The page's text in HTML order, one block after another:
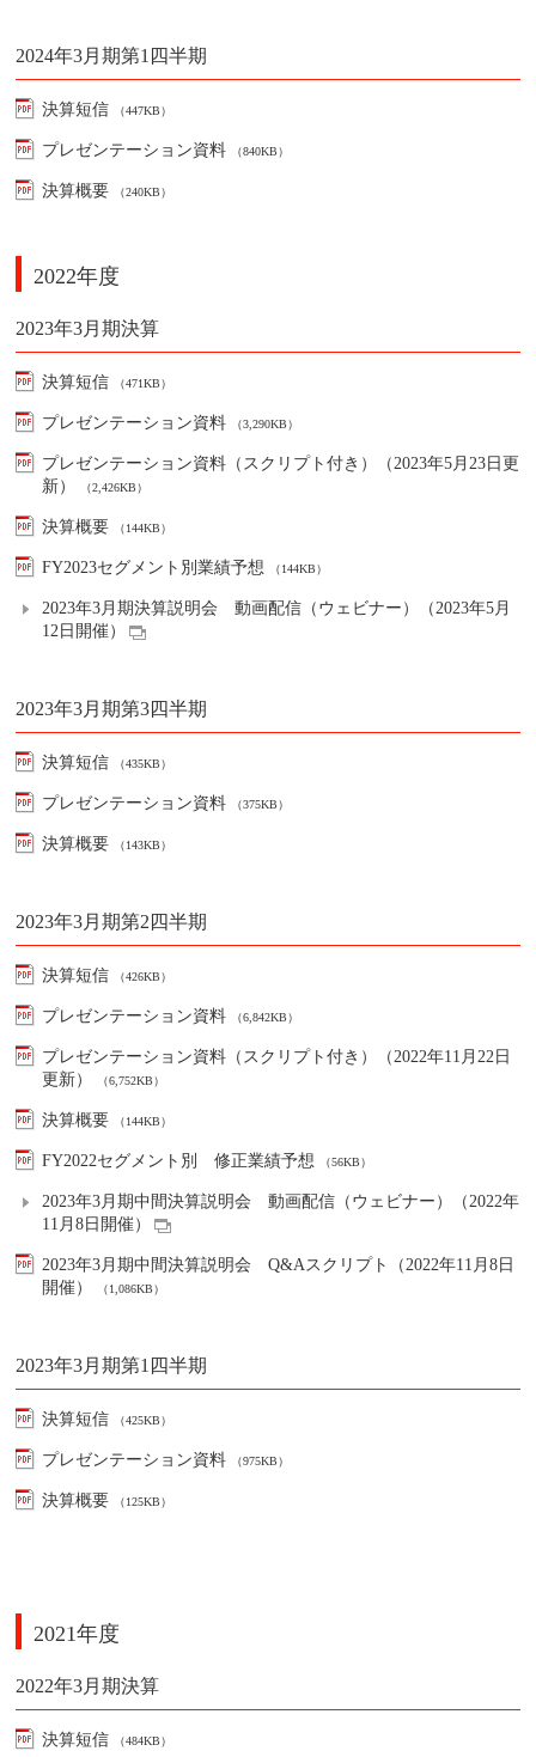
2024年3月期第1四半期
決算短信 （447KB）
プレゼンテーション資料 （840KB）
決算概要 （240KB）
2022年度
2023年3月期決算
決算短信 （471KB）
プレゼンテーション資料 （3,290KB）
プレゼンテーション資料（スクリプト付き）（2023年5月23日更
新）
（2,426KB）
決算概要 （144KB）
FY2023セグメント別業績予想 （144KB）
2023年3月期決算説明会 動画配信（ウェビナー）（2023年5月
12日開催）
2023年3月期第3四半期
決算短信 （435KB）
プレゼンテーション資料 （375KB）
決算概要 （143KB）
2023年3月期第2四半期
決算短信 （426KB）
プレゼンテーション資料 （6,842KB）
プレゼンテーション資料（スクリプト付き）（2022年11月22日
更新）
（6,752KB）
決算概要 （144KB）
FY2022セグメント別 修正業績予想 （56KB）
2023年3月期中間決算説明会 動画配信（ウェビナー）（2022年
11月8日開催）
2023年3月期中間決算説明会 Q&Aスクリプト（2022年11月8日
開催）
（1,086KB）
2023年3月期第1四半期
決算短信 （425KB）
プレゼンテーション資料 （975KB）
決算概要 （125KB）
2021年度
2022年3月期決算
決算短信 （484KB）